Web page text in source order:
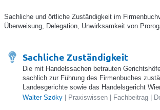
Sachliche und örtliche Zuständigkeit im
Überweisung, Delegation, Unwirksamkeit von
Sachliche Zuständigkeit
Die mit Handelssachen betrauten
sachlich zur Führung des Firmenbuches
Landesgerichte sowie das Handelsgericht
Walter Szöky | Praxiswissen | Fachbeitrag |